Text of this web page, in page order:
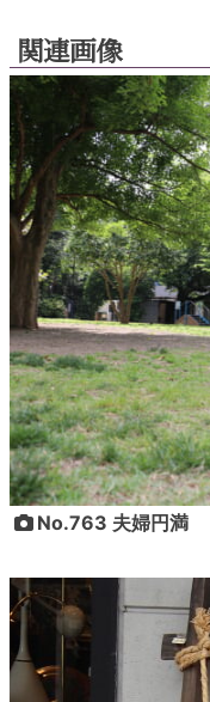
関連画像
No.763 夫婦円満